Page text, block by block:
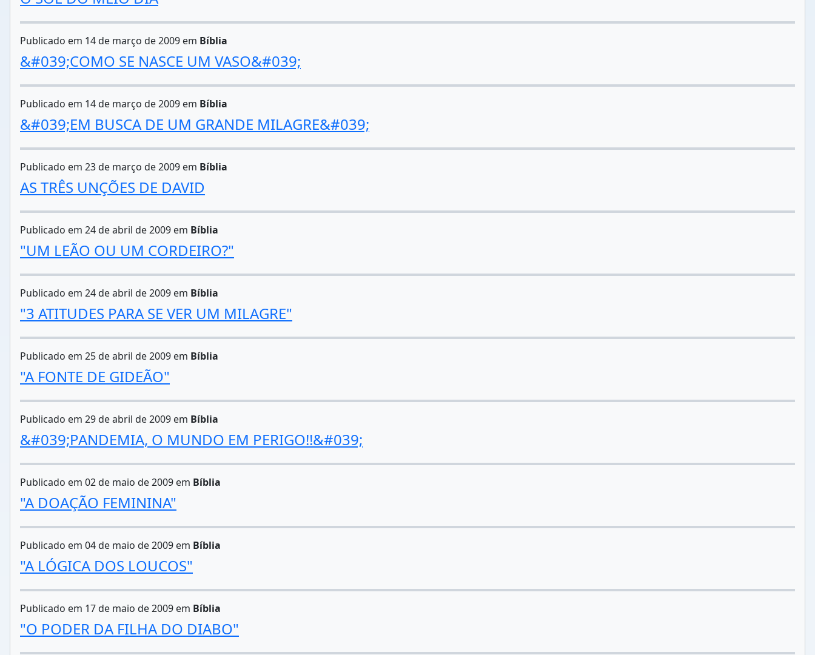
Publicado em 14 de março de 2009 em Bíblia
&#039;COMO SE NASCE UM VASO&#039;
Publicado em 14 de março de 2009 em Bíblia
&#039;EM BUSCA DE UM GRANDE MILAGRE&#039;
Publicado em 23 de março de 2009 em Bíblia
AS TRÊS UNÇÕES DE DAVID
Publicado em 24 de abril de 2009 em Bíblia
"UM LEÃO OU UM CORDEIRO?"
Publicado em 24 de abril de 2009 em Bíblia
"3 ATITUDES PARA SE VER UM MILAGRE"
Publicado em 25 de abril de 2009 em Bíblia
"A FONTE DE GIDEÃO"
Publicado em 29 de abril de 2009 em Bíblia
&#039;PANDEMIA, O MUNDO EM PERIGO!!&#039;
Publicado em 02 de maio de 2009 em Bíblia
"A DOAÇÃO FEMININA"
Publicado em 04 de maio de 2009 em Bíblia
"A LÓGICA DOS LOUCOS"
Publicado em 17 de maio de 2009 em Bíblia
"O PODER DA FILHA DO DIABO"